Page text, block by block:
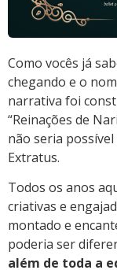
Como vocês já
chegando e o
narrativa foi
“Reinações de
não seria
Extratus.
Todos os anos
criativas e
montado e
poderia ser
além de toda a